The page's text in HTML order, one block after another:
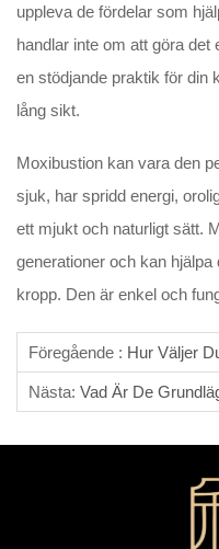
uppleva de fördelar som
handlar inte om att göra det
en stödjande praktik för din
lång sikt.
Moxibustion kan vara den
sjuk, har spridd energi,
ett mjukt och naturligt sätt.
generationer och kan
kropp. Den är enkel och
Föregående : Hur Väljer
Nästa: Vad Är De